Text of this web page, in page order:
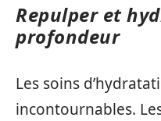
Repulper et
profondeur
Les soins
incontournables.